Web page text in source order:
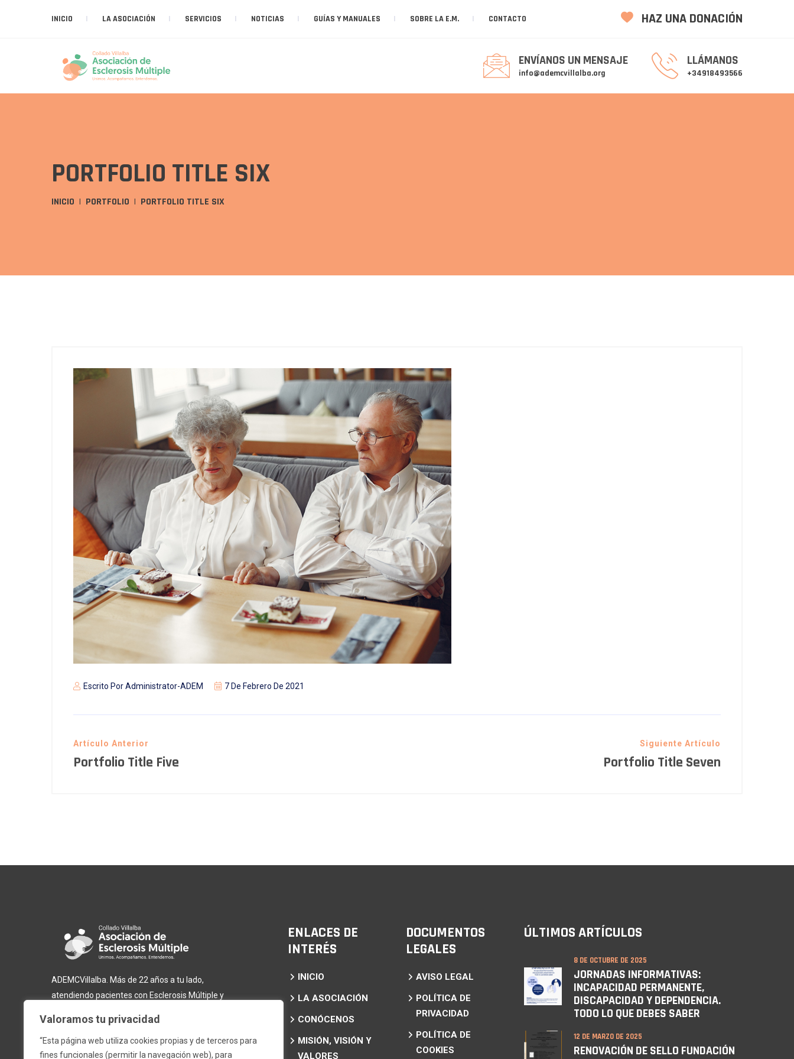
Valoramos tu privacidad
“Esta página web utiliza cookies propias y de terceros para
fines funcionales (permitir la navegación web), para
INICIO LA ASOCIACIÓN SERVICIOS NOTICIAS GUÍAS Y MANUALES SOBRE LA E.M. CONTACTO HAZ UNA DONACIÓN
ENVÍANOS UN MENSAJE
info@ademcvillalba.org
LLÁMANOS
+34918493566
PORTFOLIO TITLE SIX
INICIO PORTFOLIO PORTFOLIO TITLE SIX
Escrito PorAdministrator-ADEM 7 De Febrero De 2021
Artículo Anterior
Portfolio Title Five
Siguiente Artículo
Portfolio Title Seven
ADEMCVillalba. Más de 22 años a tu lado,
atendiendo pacientes con Esclerosis Múltiple y
ENLACES DE
INTERÉS
INICIO
LA ASOCIACIÓN
CONÓCENOS
MISIÓN, VISIÓN Y
VALORES
DOCUMENTOS
LEGALES
AVISO LEGAL
POLÍTICA DE
PRIVACIDAD
POLÍTICA DE
COOKIES
ÚLTIMOS ARTÍCULOS
8 DE OCTUBRE DE 2025
JORNADAS INFORMATIVAS:
INCAPACIDAD PERMANENTE,
DISCAPACIDAD Y DEPENDENCIA.
TODO LO QUE DEBES SABER
12 DE MARZO DE 2025
RENOVACIÓN DE SELLO FUNDACIÓN